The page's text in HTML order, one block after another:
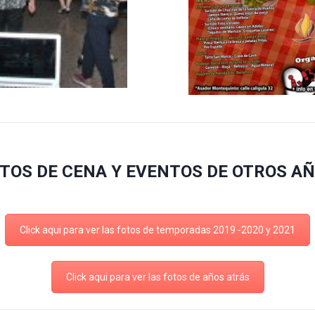
DE CENA Y EVENTOS DE OTROS
Click aqui para ver las fotos de temporadas 2019 -2020 y 2021
Click aqui para ver las fotos de años atrás